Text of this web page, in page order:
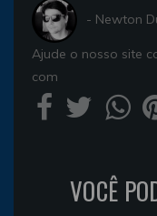
- Newton
Ajude o nosso site
com
VOCÊ